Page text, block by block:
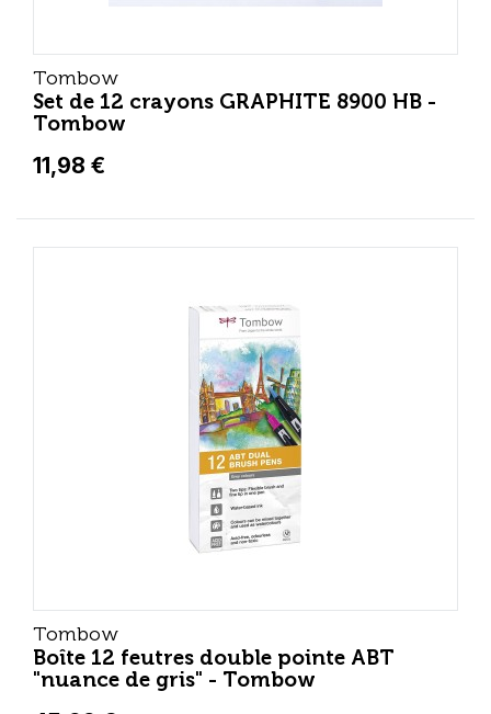
Tombow
Set de 12 crayons GRAPHITE 8900 HB -
Tombow
11,98 €
Tombow
Boîte 12 feutres double pointe ABT
"nuance de gris" - Tombow